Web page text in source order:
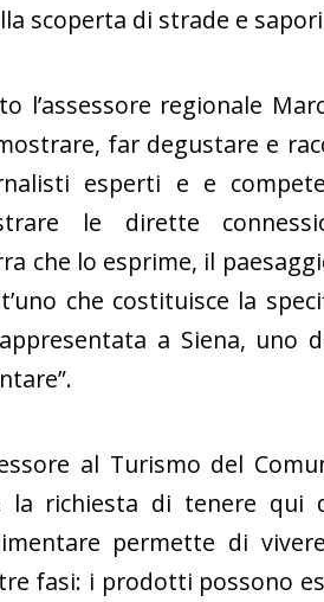
scoperta di strade e sapori
l’assessore regionale
far degustare e
esperti e e
le dirette
che lo esprime, il
che costituisce la
a Siena, uno
al Turismo del
la richiesta di tenere
permette di
fasi: i prodotti possono